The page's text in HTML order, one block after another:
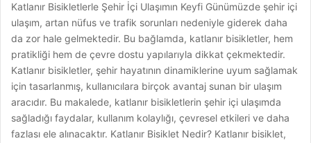
Katlanır Bisikletlerle Şehir İçi Ulaşımın Keyfi Günümüzde şehir içi
ulaşım, artan nüfus ve trafik sorunları nedeniyle giderek daha
da zor hale gelmektedir. Bu bağlamda, katlanır bisikletler, hem
pratikliği hem de çevre dostu yapılarıyla dikkat çekmektedir.
Katlanır bisikletler, şehir hayatının dinamiklerine uyum sağlamak
için tasarlanmış, kullanıcılara birçok avantaj sunan bir ulaşım
aracıdır. Bu makalede, katlanır bisikletlerin şehir içi ulaşımda
sağladığı faydalar, kullanım kolaylığı, çevresel etkileri ve daha
fazlası ele alınacaktır. Katlanır Bisiklet Nedir? Katlanır bisiklet,